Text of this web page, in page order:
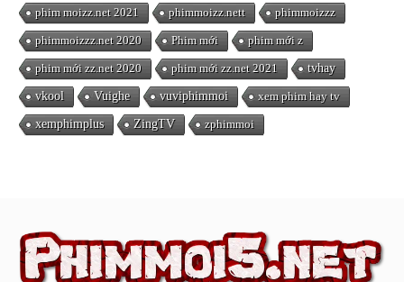
phim moizz.net 2021 phimmoizz.nett phimmoizzz
phimmoizzz.net 2020 Phim mới phim mới z
phim mới zz.net 2020 phim mới zz.net 2021 tvhay
vkool Vuighe vuviphimmoi xem phim hay tv
xemphimplus ZingTV zphimmoi